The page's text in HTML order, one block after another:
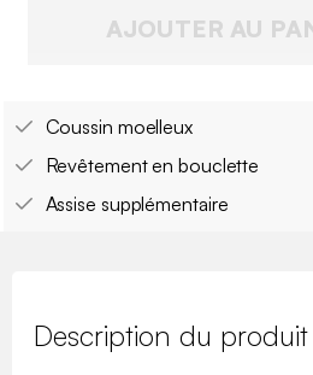
AJOUTER AU
Coussin moelleux
Revêtement en bouclette
Assise supplémentaire
Description du produit